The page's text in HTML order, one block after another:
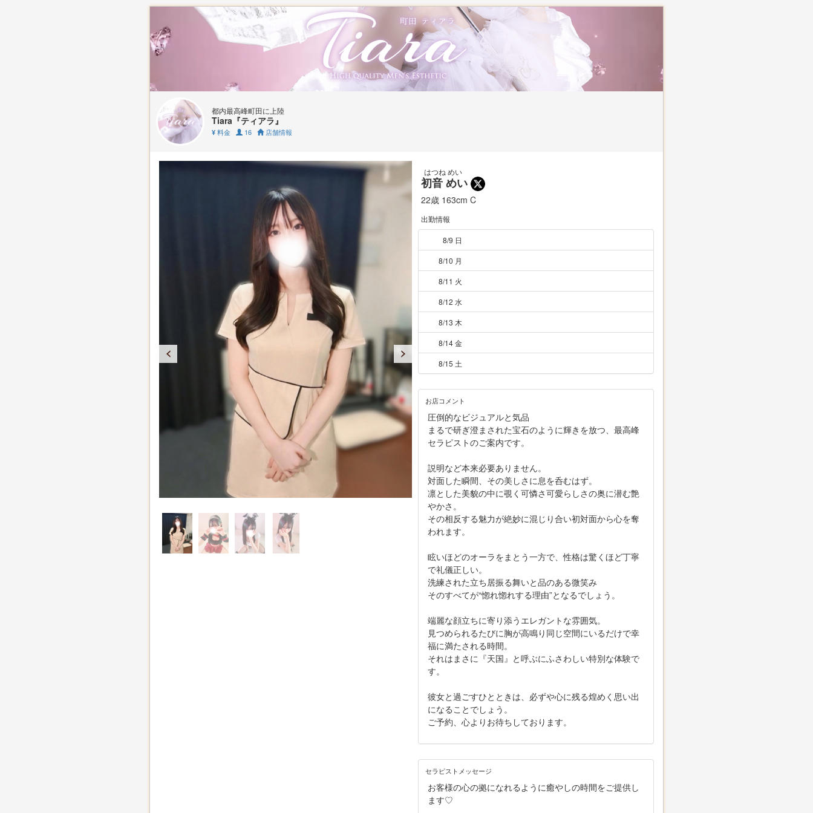
都内最高峰町田に上陸
Tiara『ティアラ』
¥ 料金 16 店舗情報
はつね めい
初音 めい
22歳 163cm C
出勤情報
8/9 日
8/10 月
8/11 火
8/12 水
8/13 木
8/14 金
8/15 土
お店コメント
圧倒的なビジュアルと気品
まるで研ぎ澄まされた宝石のように輝きを放つ、最高峰
セラピストのご案内です。
説明など本来必要ありません。
対面した瞬間、その美しさに息を呑むはず。
凛とした美貌の中に覗く可憐さ可愛らしさの奥に潜む艶
やかさ。
その相反する魅力が絶妙に混じり合い初対面から心を奪
われます。
眩いほどのオーラをまとう一方で、性格は驚くほど丁寧
で礼儀正しい。
洗練された立ち居振る舞いと品のある微笑み
そのすべてが“惚れ惚れする理由”となるでしょう。
端麗な顔立ちに寄り添うエレガントな雰囲気。
見つめられるたびに胸が高鳴り同じ空間にいるだけで幸
福に満たされる時間。
それはまさに『天国』と呼ぶにふさわしい特別な体験で
す。
彼女と過ごすひとときは、必ずや心に残る煌めく思い出
になることでしょう。
ご予約、心よりお待ちしております。
セラピストメッセージ
お客様の心の拠になれるように癒やしの時間をご提供し
ます♡